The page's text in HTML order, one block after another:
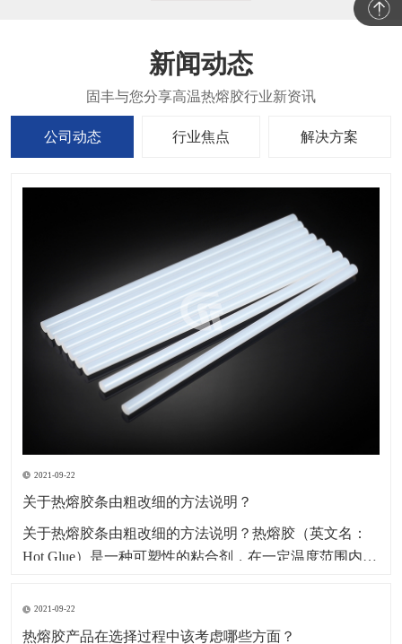
新闻动态
公司动态 行业焦点 解决方案
2021-09-22
关于热熔胶条由粗改细的方法说明？
​关于热熔胶条由粗改细的方法说明？热熔胶（英文名：
Hot Glue）是一种可塑性的粘合剂，在一定温度范围内其
无味，属环保型化学产品。因其产品本身系固体，便于
包装、运输、存储、无溶剂、无污染、无毒型；以及生
2021-09-22
热熔胶产品在选择过程中该考虑哪些方面？